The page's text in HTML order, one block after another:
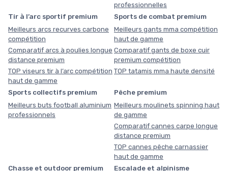
professionnelles
Tir à l’arc sportif premium
Meilleurs arcs recurves carbone
compétition
Comparatif arcs à poulies longue
distance premium
TOP viseurs tir à l’arc compétition
haut de gamme
Sports de combat premium
Meilleurs gants mma compétition
haut de gamme
Comparatif gants de boxe cuir
premium compétition
TOP tatamis mma haute densité
Sports collectifs premium
Meilleurs buts football aluminium
professionnels
Pêche premium
Meilleurs moulinets spinning haut
de gamme
Comparatif cannes carpe longue
distance premium
TOP cannes pêche carnassier
haut de gamme
Chasse et outdoor premium Escalade et alpinisme